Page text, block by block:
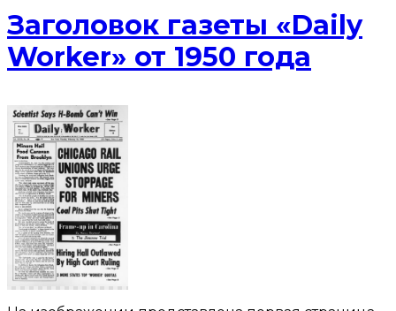
Заголовок газеты «Daily
Worker» от 1950 года